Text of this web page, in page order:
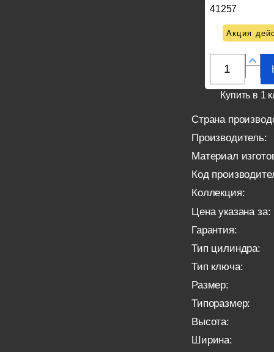
41257
Акция
Купить в 1
Страна
Производитель:
Материал
Код
Коллекция:
Цена указана за:
Гарантия:
Тип цилиндра:
Тип ключа:
Размер:
Типоразмер:
Высота:
Ширина: